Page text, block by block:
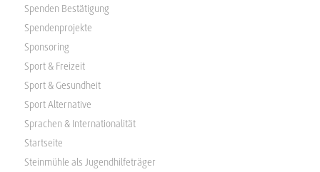
Spenden Bestätigung
Spendenprojekte
Sponsoring
Sport & Freizeit
Sport & Gesundheit
Sport Alternative
Sprachen & Internationalität
Startseite
Steinmühle als Jugendhilfeträger